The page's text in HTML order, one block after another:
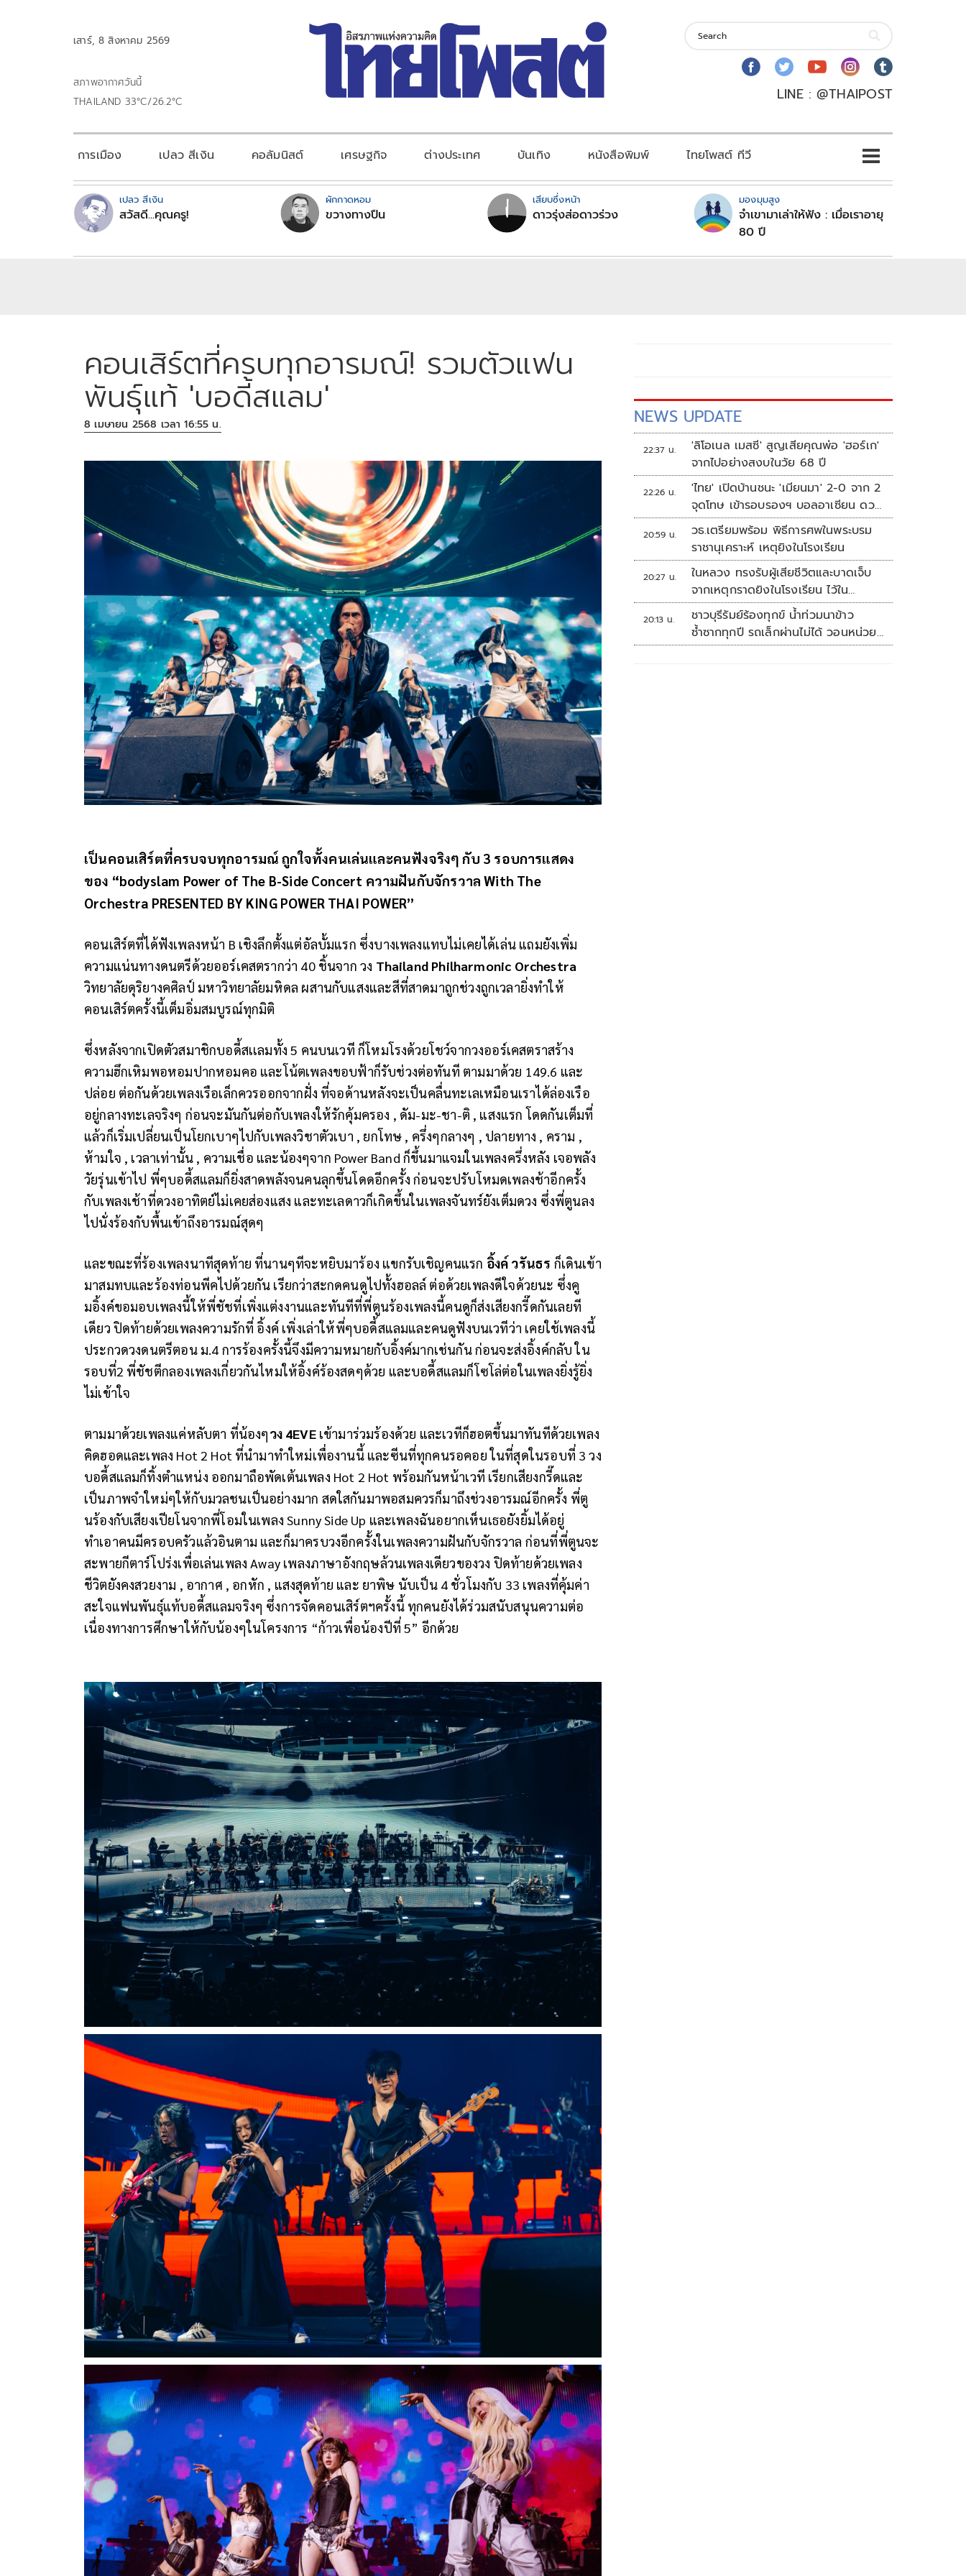
เสาร์, 8 สิงหาคม 2569
สภาพอากาศวันนี้
THAILAND 33°C/26.2°C
LINE : @THAIPOST
การเมือง เปลว สีเงิน คอลัมนิสต์ เศรษฐกิจ ต่างประเทศ บันเทิง หนังสือพิมพ์ ไทยโพสต์ ทีวี
เปลว สีเงิน
สวัสดี...คุณครู!
ผักกาดหอม
ขวางทางปืน
เสียบซึ่งหน้า
ดาวรุ่งส่อดาวร่วง
มองมุมสูง
จำเขามาเล่าให้ฟัง : เมื่อเราอายุ
80 ปี
คอนเสิร์ตที่ครบทุกอารมณ์! รวมตัวแฟน
พันธุ์แท้ 'บอดี้สแลม'
8 เมษายน 2568 เวลา 16:55 น.
เป็นคอนเสิร์ตที่ครบจบทุกอารมณ์ ถูกใจทั้งคนเล่นและคนฟังจริงๆ กับ 3 รอบการแสดง
ของ “bodyslam Power of The B-Side Concert ความฝันกับจักรวาล With The
Orchestra PRESENTED BY KING POWER THAI POWER”
คอนเสิร์ตที่ได้ฟังเพลงหน้า B เชิงลึกตั้งแต่อัลบั้มแรก ซึ่งบางเพลงแทบไม่เคยได้เล่น แถมยังเพิ่ม
ความแน่นทางดนตรีด้วยออร์เคสตรากว่า 40 ชิ้นจาก วง Thailand Philharmonic Orchestra
วิทยาลัยดุริยางคศิลป์ มหาวิทยาลัยมหิดล ผสานกับแสงและสีที่สาดมาถูกช่วงถูกเวลายิ่งทำให้
คอนเสิร์ตครั้งนี้เต็มอิ่มสมบูรณ์ทุกมิติ
ซึ่งหลังจากเปิดตัวสมาชิกบอดี้สเเลมทั้ง 5 คนบนเวที ก็โหมโรงด้วยโชว์จากวงออร์เคสตราสร้าง
ความฮึกเหิมพอหอมปากหอมคอ และโน้ตเพลงขอบฟ้าก็รับช่วงต่อทันที ตามมาด้วย 149.6 และ
ปล่อย ต่อกันด้วยเพลงเรือเล็กควรออกจากฝั่ง ที่จอด้านหลังจะเป็นคลื่นทะเลเหมือนเราได้ล่องเรือ
อยู่กลางทะเลจริงๆ ก่อนจะมันกันต่อกับเพลงให้รักคุ้มครอง , ดัม-มะ-ชา-ติ , แสงแรก โดดกันเต็มที่
แล้วก็เริ่มเปลี่ยนเป็นโยกเบาๆไปกับเพลงวิชาตัวเบา , ยกโทษ , ครึ่งๆกลางๆ , ปลายทาง , คราม ,
ห้ามใจ , เวลาเท่านั้น , ความเชื่อ และน้องๆจาก Power Band ก็ขึ้นมาแจมในเพลงครึ่งหลัง เจอพลัง
วัยรุ่นเข้าไป พี่ๆบอดี้สแลมก็ยิ่งสาดพลังจนคนลุกขึ้นโดดอีกครั้ง ก่อนจะปรับโหมดเพลงช้าอีกครั้ง
กับเพลงเช้าที่ดวงอาทิตย์ไม่เคยส่องแสง และทะเลดาวก็เกิดขึ้นในเพลงจันทร์ยังเต็มดวง ซึ่งพี่ตูนลง
ไปนั่งร้องกับพื้นเข้าถึงอารมณ์สุดๆ
และขณะที่ร้องเพลงนาทีสุดท้าย ที่นานๆทีจะหยิบมาร้อง แขกรับเชิญคนแรก อิ้งค์ วรันธร ก็เดินเข้า
มาสมทบและร้องท่อนพีคไปด้วยกัน เรียกว่าสะกดคนดูไปทั้งฮอลล์ ต่อด้วยเพลงดีใจด้วยนะ ซึ่งคู
มอิ้งค์ขอมอบเพลงนี้ให้พี่ชัชที่เพิ่งแต่งงานและทันทีที่พี่ตูนร้องเพลงนี้คนดูก็ส่งเสียงกรี๊ดกันเลยที
เดียว ปิดท้ายด้วยเพลงความรักที่ อิ้งค์ เพิ่งเล่าให้พี่ๆบอดี้สแลมและคนดูฟังบนเวทีว่า เคยใช้เพลงนี้
ประกวดวงดนตรีตอน ม.4 การร้องครั้งนี้จึงมีความหมายกับอิ้งค์มากเช่นกัน ก่อนจะส่งอิ้งค์กลับ ใน
รอบที่2 พี่ชัชตีกลองเพลงเกี่ยวกันไหมให้อิ้งค์ร้องสดๆด้วย และบอดี้สแลมก็โซโล่ต่อในเพลงยิ่งรู้ยิ่ง
ไม่เข้าใจ
ตามมาด้วยเพลงแค่หลับตา ที่น้องๆวง 4EVEเข้ามาร่วมร้องด้วย และเวทีก็ฮอตขึ้นมาทันทีด้วยเพลง
คิดฮอดและเพลง Hot 2 Hot ที่นำมาทำใหม่เพื่องานนี้ และซีนที่ทุกคนรอคอย ในที่สุดในรอบที่ 3 วง
บอดี้สแลมก็ทิ้งตำแหน่ง ออกมาถือพัดเต้นเพลง Hot 2 Hot พร้อมกันหน้าเวที เรียกเสียงกรี๊ดและ
เป็นภาพจำใหม่ๆให้กับมวลชนเป็นอย่างมาก สดใสกันมาพอสมควรก็มาถึงช่วงอารมณ์อีกครั้ง พี่ตู
นร้องกับเสียงเปียโนจากพี่โอมในเพลง Sunny Side Up และเพลงฉันอยากเห็นเธอยังยิ้มได้อยู่
ทำเอาคนมีครอบครัวแล้วอินตาม และก็มาครบวงอีกครั้งในเพลงความฝันกับจักรวาล ก่อนที่พี่ตูนจะ
สะพายกีตาร์โปร่งเพื่อเล่นเพลง Away เพลงภาษาอังกฤษล้วนเพลงเดียวของวง ปิดท้ายด้วยเพลง
ชีวิตยังคงสวยงาม , อากาศ , อกหัก , แสงสุดท้าย และ ยาพิษ นับเป็น 4 ชั่วโมงกับ 33 เพลงที่คุ้มค่า
สะใจแฟนพันธุ์แท้บอดี้สแลมจริงๆ ซึ่งการจัดคอนเสิร์ตฯครั้งนี้ ทุกคนยังได้ร่วมสนับสนุนความต่อ
เนื่องทางการศึกษาให้กับน้องๆในโครงการ “ก้าวเพื่อน้องปีที่ 5” อีกด้วย
NEWS UPDATE
22:37 น.
'ลิโอเนล เมสซี' สูญเสียคุณพ่อ 'ฮอร์เก'
จากไปอย่างสงบในวัย 68 ปี
22:26 น.
'ไทย' เปิดบ้านชนะ 'เมียนมา' 2-0 จาก 2
จุดโทษ เข้ารอบรองฯ บอลอาเซียน ดวล
'สิงคโปร์'
20:59 น.
วธ.เตรียมพร้อม พิธีการศพในพระบรม
ราชานุเคราะห์ เหตุยิงในโรงเรียน
20:27 น.
ในหลวง ทรงรับผู้เสียชีวิตและบาดเจ็บ
จากเหตุกราดยิงในโรงเรียน ไว้ใน
พระบรมราชานุเคราะห์
20:13 น.
ชาวบุรีรัมย์ร้องทุกข์ น้ำท่วมนาข้าว
ซ้ำซากทุกปี รถเล็กผ่านไม่ได้ วอนหน่วย
งานเร่งแก้ไข